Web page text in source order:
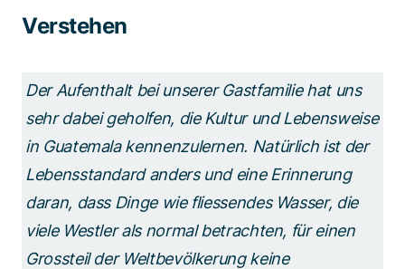
Verstehen
Der Aufenthalt bei unserer Gastfamilie hat uns
sehr dabei geholfen, die Kultur und Lebensweise
in Guatemala kennenzulernen. Natürlich ist der
Lebensstandard anders und eine Erinnerung
daran, dass Dinge wie fliessendes Wasser, die
viele Westler als normal betrachten, für einen
Grossteil der Weltbevölkerung keine